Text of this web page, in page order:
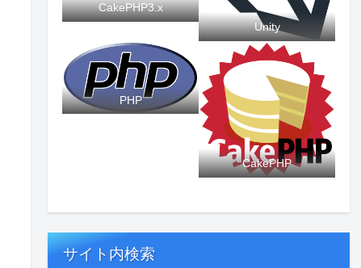
CakePHP3.x
Unity
PHP
CakePHP
サイト内検索